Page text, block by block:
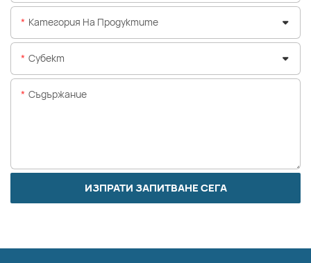
Категория На Продуктите
Субект
Съдържание
ИЗПРАТИ ЗАПИТВАНЕ СЕГА